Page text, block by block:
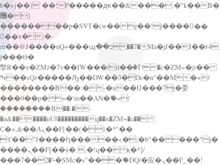
b�>j��)΄��!P�����ԫ��&���;�"k��B�
޶�}
��������p�SVT�(w��ę��!j������
��x�;�-
m��@J����nQ+���պ��כ��7�Ma�jf��J��ͱ4
j���Ѳ�
撆R��x�ZMz�7v��IW���/d��ٞ�Тז�c�ZM~�ji��
ߒ��sQz�����Ԡ��DW��3�De�n"��M�+/
��������B��:�-�u��IJ���7j�委
���9��p�=�'m��AN�ޭ�=/
��������B��:�-
�n&������nUf���������q��x�ZM~�c��
Ϲ�+,&��Ὰܢ��F[��(�1�*"��
ϒ��"J����ԧ�����<�;�b"�� ���"j�
����ܢ��F[��x� ,�!q�� қ�*]/
���؝�2��7�SMc�s"���ޭ�DQ/�应�ܢ��F_��!